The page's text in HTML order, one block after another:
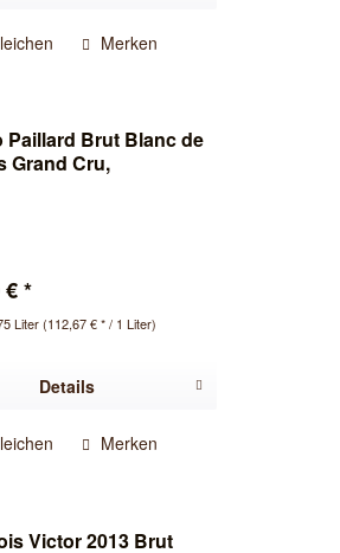
Merken
Paillard Brut Blanc de
Grand Cru,
€ *
Liter(112,67 € * / 1 Liter)
Details
Merken
Victor 2013 Brut